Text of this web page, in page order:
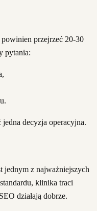
przejrzeć 20-30
pytania:
decyzja operacyjna.
jednym z najważniejszych
klinika traci
działają dobrze.